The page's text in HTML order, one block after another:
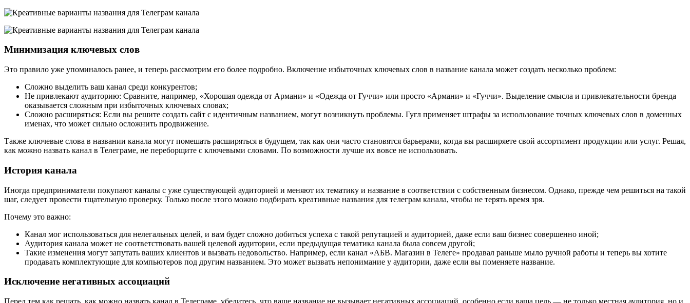
Минимизация ключевых слов
Это правило уже упоминалось ранее, и теперь рассмотрим его более подробно. Включение избыточных ключевых слов в название канала может создать несколько проблем:
Сложно выделить ваш канал среди конкурентов;
Не привлекают аудиторию: Сравните, например, «Хорошая одежда от Армани» и «Одежда от Гуччи» или просто «Армани» и «Гуччи». Выделение смысла и привлекательности бренда
оказывается сложным при избыточных ключевых словах;
Сложно расширяться: Если вы решите создать сайт с идентичным названием, могут возникнуть проблемы. Гугл применяет штрафы за использование точных ключевых слов в доменных
именах, что может сильно осложнить продвижение.
Также ключевые слова в названии канала могут помешать расширяться в будущем, так как они часто становятся барьерами, когда вы расширяете свой ассортимент продукции или услуг. Решая,
как можно назвать канал в Телеграме, не переборщите с ключевыми словами. По возможности лучше их вовсе не использовать.
История канала
Иногда предприниматели покупают каналы с уже существующей аудиторией и меняют их тематику и название в соответствии с собственным бизнесом. Однако, прежде чем решиться на такой
шаг, следует провести тщательную проверку. Только после этого можно подбирать креативные названия для телеграм канала, чтобы не терять время зря.
Почему это важно:
Канал мог использоваться для нелегальных целей, и вам будет сложно добиться успеха с такой репутацией и аудиторией, даже если ваш бизнес совершенно иной;
Аудитория канала может не соответствовать вашей целевой аудитории, если предыдущая тематика канала была совсем другой;
Такие изменения могут запутать ваших клиентов и вызвать недовольство. Например, если канал «АБВ. Магазин в Телеге» продавал раньше мыло ручной работы и теперь вы хотите
продавать комплектующие для компьютеров под другим названием. Это может вызвать непонимание у аудитории, даже если вы поменяете название.
Исключение негативных ассоциаций
Перед тем как решать, как можно назвать канал в Телеграме, убедитесь, что ваше название не вызывает негативных ассоциаций, особенно если ваша цель — не только местная аудитория, но и